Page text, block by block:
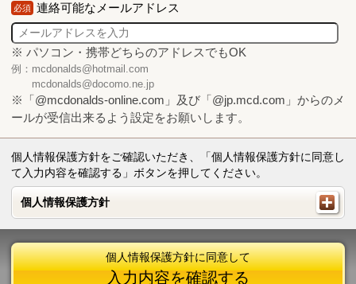
必須 連絡可能なメールアドレス
※ パソコン・携帯どちらのアドレスでもOK
例：mcdonalds@hotmail.com
mcdonalds@docomo.ne.jp
※「@mcdonalds-online.com」及び「@jp.mcd.com」からのメ
ールが受信出来るよう設定をお願いします。
個人情報保護方針をご確認いただき、「個人情報保護方針に同意し
て入力内容を確認する」ボタンを押してください。
個人情報保護方針
個人情報保護方針
個人情報保護方針に同意して
入力内容を確認する